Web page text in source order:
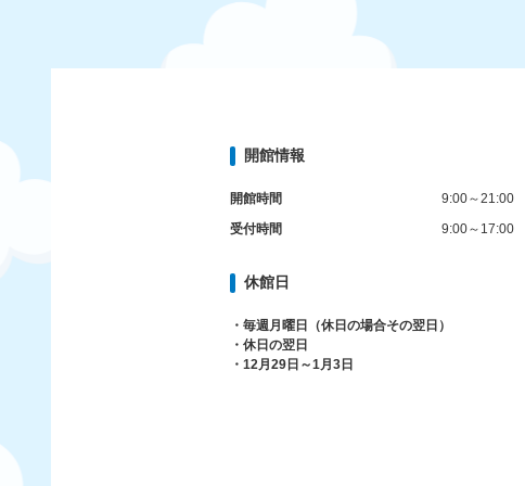
開館情報
開館時間
9:00～21:00
受付時間
9:00～17:00
休館日
・毎週月曜日（休日の場合その翌日）
・休日の翌日
・12月29日～1月3日